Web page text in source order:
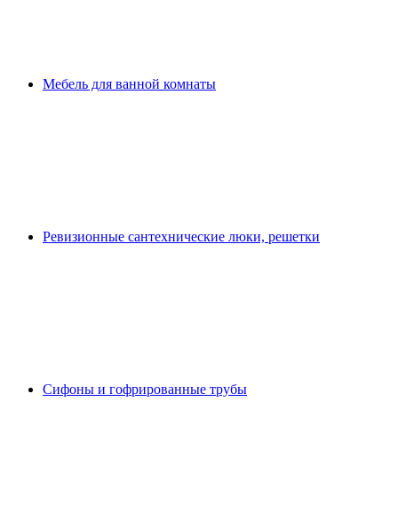
Мебель для ванной комнаты
Ревизионные сантехнические люки, решетки
Сифоны и гофрированные трубы